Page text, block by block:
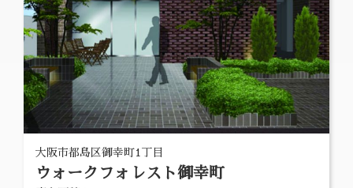
大阪市都島区御幸町1丁目
ウォークフォレスト御幸町